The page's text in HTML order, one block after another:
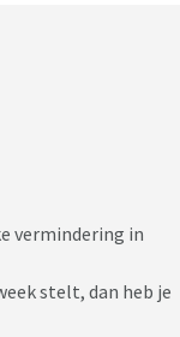
vermindering in
stelt, dan heb je